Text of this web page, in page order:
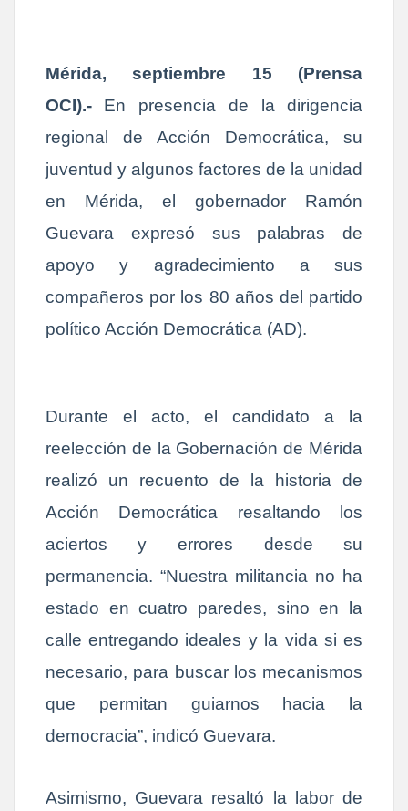
Mérida, septiembre 15 (Prensa
OCI).- En presencia de la dirigencia
regional de Acción Democrática, su
juventud y algunos factores de la unidad
en Mérida, el gobernador Ramón
Guevara expresó sus palabras de
apoyo y agradecimiento a sus
compañeros por los 80 años del partido
político Acción Democrática (AD).
Durante el acto, el candidato a la
reelección de la Gobernación de Mérida
realizó un recuento de la historia de
Acción Democrática resaltando los
aciertos y errores desde su
permanencia. “Nuestra militancia no ha
estado en cuatro paredes, sino en la
calle entregando ideales y la vida si es
necesario, para buscar los mecanismos
que permitan guiarnos hacia la
democracia”, indicó Guevara.
Asimismo, Guevara resaltó la labor de